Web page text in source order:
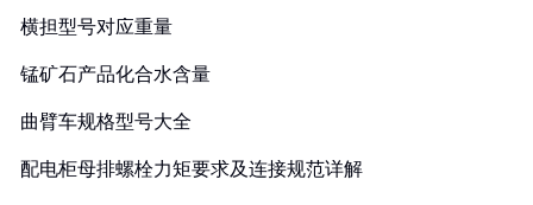
横担型号对应重量
锰矿石产品化合水含量
曲臂车规格型号大全
配电柜母排螺栓力矩要求及连接规范详解